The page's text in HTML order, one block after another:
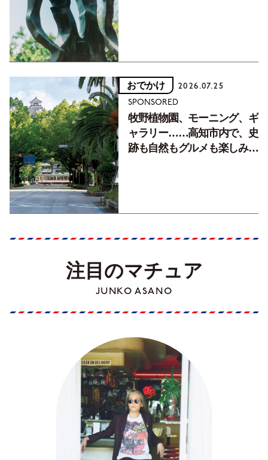
おでかけ 2026.07.25
SPONSORED
牧野植物園、モーニング、ギ
ャラリー……高知市内で、史
跡も自然もグルメも楽しみ尽
注目のマチュア
JUNKO ASANO